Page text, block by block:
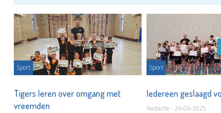
Sport
Tigers leren over omgang met
vreemden
Sport
Iedereen geslaagd
Redactie - 26-06-2025